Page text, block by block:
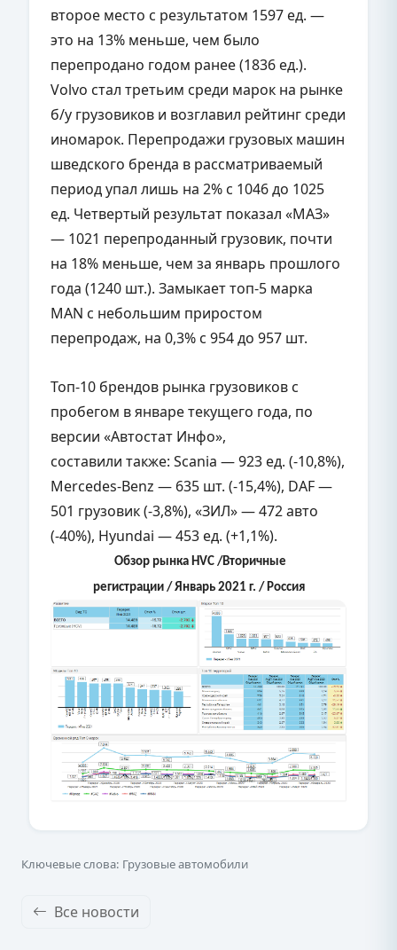
второе место с результатом 1597 ед. —
это на 13% меньше, чем было
перепродано годом ранее (1836 ед.).
Volvo стал третьим среди марок на рынке
б/у грузовиков и возглавил рейтинг среди
иномарок. Перепродажи грузовых машин
шведского бренда в рассматриваемый
период упал лишь на 2% с 1046 до 1025
ед. Четвертый результат показал «МАЗ»
— 1021 перепроданный грузовик, почти
на 18% меньше, чем за январь прошлого
года (1240 шт.). Замыкает топ-5 марка
MAN с небольшим приростом
перепродаж, на 0,3% с 954 до 957 шт.
Топ-10 брендов рынка грузовиков с
пробегом в январе текущего года, по
версии «Автостат Инфо»,
составили также: Scania — 923 ед. (-10,8%),
Mercedes-Benz — 635 шт. (-15,4%), DAF —
501 грузовик (-3,8%), «ЗИЛ» — 472 авто
(-40%), Hyundai — 453 ед. (+1,1%).
Обзор рынка HVC /Вторичные
регистрации / Январь 2021 г. / Россия
Ключевые слова: Грузовые автомобили
Все новости